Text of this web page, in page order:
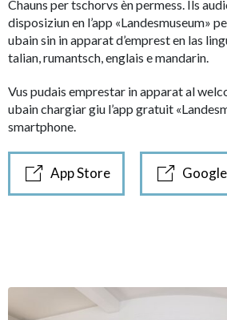
Chauns per tschorvs èn permess. Ils
disposiziun en l’app «Landesmuseum»
ubain sin in apparat d’emprest en las
talian, rumantsch, englais e mandarin.
Vus pudais emprestar in apparat al
ubain chargiar giu l’app gratuit
smartphone.
App Store